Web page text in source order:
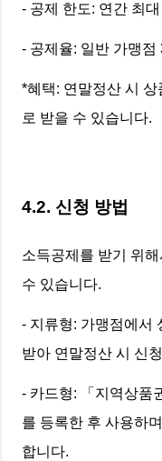
- 공제 한도: 연간 최
- 공제율: 일반 가맹
*혜택: 연말정산 시 상
로 받을 수 있습니다.
4.2. 신청 방법
소득공제를 받기 위
수 있습니다.
- 지류형: 가맹점에서
받아 연말정산 시 신청
- 카드형: 「지역상품
를 등록한 후 사용하
합니다.